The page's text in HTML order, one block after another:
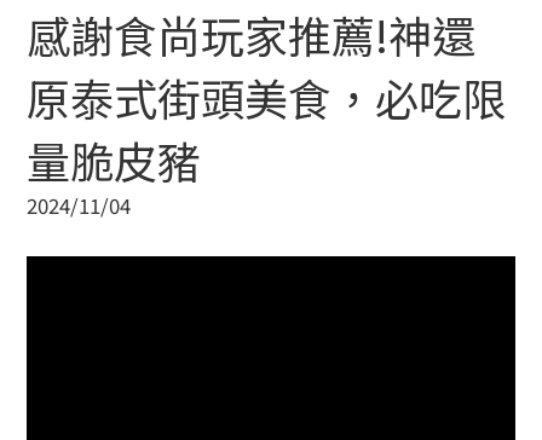
感謝食尚玩家推薦!神還
原泰式街頭美食，必吃限
量脆皮豬
2024/11/04